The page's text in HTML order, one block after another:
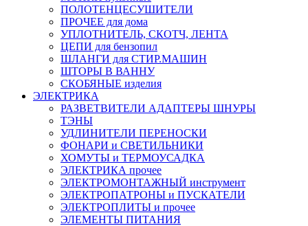
ПОЛОТЕНЦЕСУШИТЕЛИ
ПРОЧЕЕ для дома
УПЛОТНИТЕЛЬ, СКОТЧ, ЛЕНТА
ЦЕПИ для бензопил
ШЛАНГИ для СТИР.МАШИН
ШТОРЫ В ВАННУ
СКОБЯНЫЕ изделия
ЭЛЕКТРИКА
РАЗВЕТВИТЕЛИ АДАПТЕРЫ ШНУРЫ
ТЭНЫ
УДЛИНИТЕЛИ ПЕРЕНОСКИ
ФОНАРИ и СВЕТИЛЬНИКИ
ХОМУТЫ и ТЕРМОУСАДКА
ЭЛЕКТРИКА прочее
ЭЛЕКТРОМОНТАЖНЫЙ инструмент
ЭЛЕКТРОПАТРОНЫ и ПУСКАТЕЛИ
ЭЛЕКТРОПЛИТЫ и прочее
ЭЛЕМЕНТЫ ПИТАНИЯ